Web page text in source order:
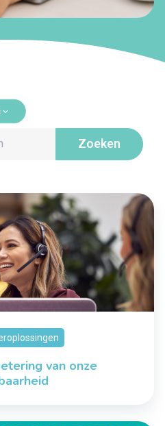
van onze